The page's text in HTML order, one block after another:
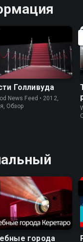
Голливуда
News Feed • 2012,
Обзор
города